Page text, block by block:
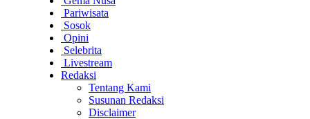
Pariwisata
Sosok
Opini
Selebrita
Livestream
Redaksi
Tentang Kami
Susunan Redaksi
Disclaimer